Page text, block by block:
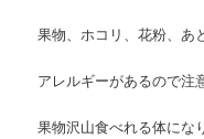
果物、ホコリ、花粉、あ
アレルギーがあるので注
果物沢山食べれる体にな